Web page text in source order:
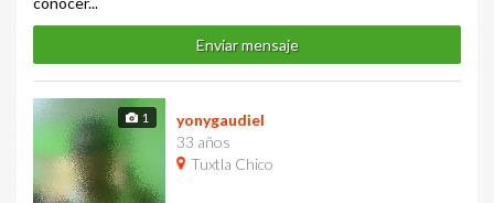
Enviar mensaje
1
yonygaudiel
33 años
Tuxtla Chico